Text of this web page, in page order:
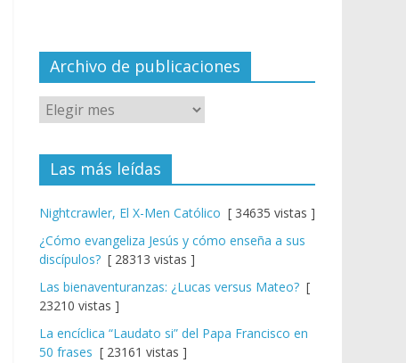
el
Archivo de publicaciones
Las más leídas
Nightcrawler, El X-Men Católico [ 34635 vistas ]
¿Cómo evangeliza Jesús y cómo enseña a sus
discípulos? [ 28313 vistas ]
Las bienaventuranzas: ¿Lucas versus Mateo? [
23210 vistas ]
La encíclica “Laudato si” del Papa Francisco en
50 frases [ 23161 vistas ]